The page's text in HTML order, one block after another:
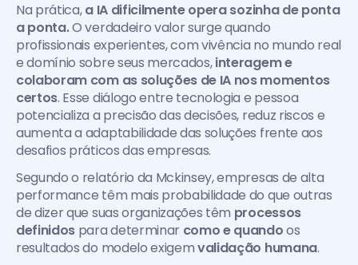
Na prática, a IA dificilmente opera sozinha de ponta
a ponta. O verdadeiro valor surge quando
profissionais experientes, com vivência no mundo real
e domínio sobre seus mercados, interagem e
colaboram com as soluções de IA nos momentos
certos. Esse diálogo entre tecnologia e pessoa
potencializa a precisão das decisões, reduz riscos e
aumenta a adaptabilidade das soluções frente aos
desafios práticos das empresas.
Segundo o relatório da Mckinsey, empresas de alta
performance têm mais probabilidade do que outras
de dizer que suas organizações têm processos
definidos para determinar como e quando os
resultados do modelo exigem validação humana.